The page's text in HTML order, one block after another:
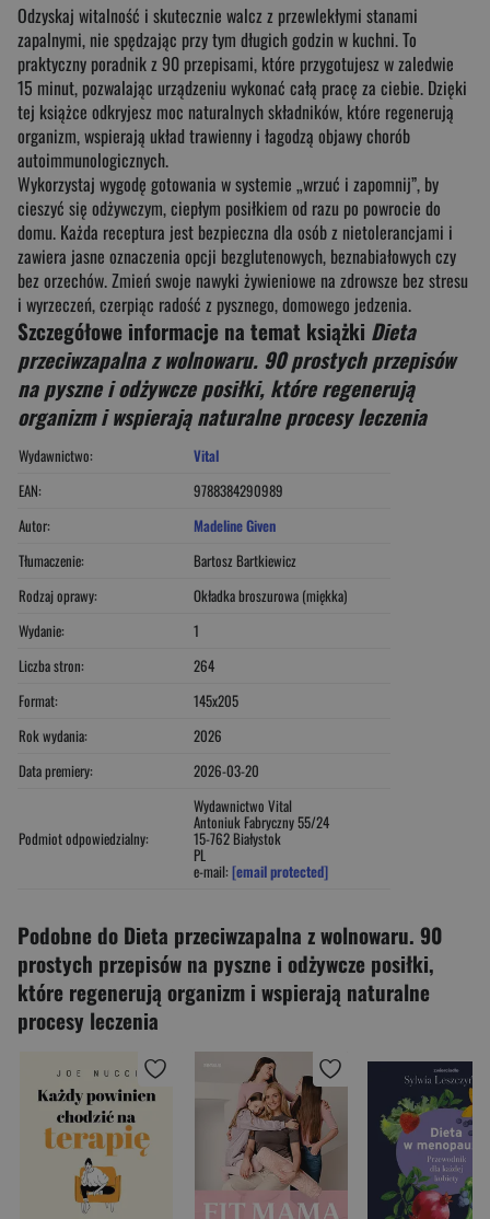
Odzyskaj witalność i skutecznie walcz z przewlekłymi stanami
zapalnymi, nie spędzając przy tym długich godzin w kuchni. To
praktyczny poradnik z 90 przepisami, które przygotujesz w zaledwie
15 minut, pozwalając urządzeniu wykonać całą pracę za ciebie. Dzięki
tej książce odkryjesz moc naturalnych składników, które regenerują
organizm, wspierają układ trawienny i łagodzą objawy chorób
autoimmunologicznych.
Wykorzystaj wygodę gotowania w systemie „wrzuć i zapomnij”, by
cieszyć się odżywczym, ciepłym posiłkiem od razu po powrocie do
domu. Każda receptura jest bezpieczna dla osób z nietolerancjami i
zawiera jasne oznaczenia opcji bezglutenowych, beznabiałowych czy
bez orzechów. Zmień swoje nawyki żywieniowe na zdrowsze bez stresu
i wyrzeczeń, czerpiąc radość z pysznego, domowego jedzenia.
Szczegółowe informacje na temat książki Dieta
przeciwzapalna z wolnowaru. 90 prostych przepisów
na pyszne i odżywcze posiłki, które regenerują
organizm i wspierają naturalne procesy leczenia
Wydawnictwo:
Vital
EAN:
9788384290989
Autor:
Madeline Given
Tłumaczenie:
Bartosz Bartkiewicz
Rodzaj oprawy:
Okładka broszurowa (miękka)
Wydanie:
1
Liczba stron:
264
Format:
145x205
Rok wydania:
2026
Data premiery:
2026-03-20
Podmiot odpowiedzialny:
Wydawnictwo Vital
Antoniuk Fabryczny 55/24
15-762 Białystok
PL
e-mail: [email protected]
Podobne do Dieta przeciwzapalna z wolnowaru. 90
prostych przepisów na pyszne i odżywcze posiłki,
które regenerują organizm i wspierają naturalne
procesy leczenia